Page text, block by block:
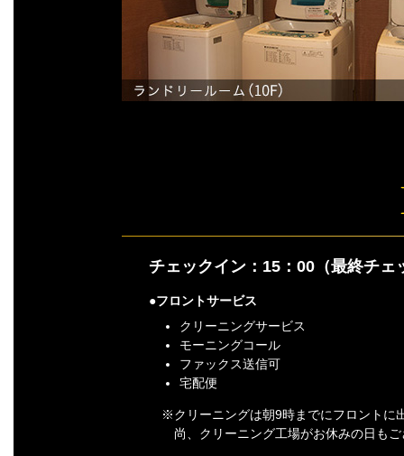
チェックイン：15：00（最終チ
フロントサービス
クリーニングサービス
モーニングコール
ファックス送信可
宅配便
※クリーニングは朝9時までにフロントに
尚、クリーニング工場がお休みの日も